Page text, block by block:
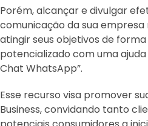
Porém, alcançar e divulgar
comunicação da sua empresa
atingir seus objetivos de
potencializado com uma ajuda
Chat WhatsApp”.
Esse recurso visa promover
Business, convidando tanto